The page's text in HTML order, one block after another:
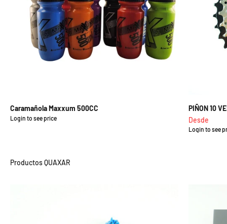
Caramañola Maxxum 500CC
Precio de oferta
Login to see price
PIÑON 10
Precio de
Desde
Login to see